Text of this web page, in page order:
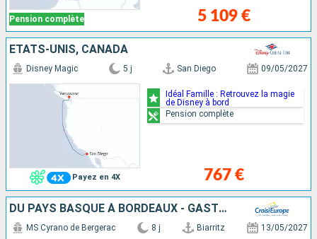
Pension complète 5 109 €
ÉTATS-UNIS, CANADA
Payez en 4X
Disney Magic 5 j San Diego 09/05/2027
767 €
Idéal Famille : Retrouvez la magie
de Disney à bord
Pension complète
DU PAYS BASQUE À BORDEAUX - GASTRONOMIE AU PIED DES PYRÉNÉES ET CROISIÈRE DÉCOUVERTE BORDEAUX ET SA RÉGION
MS Cyrano de Bergerac 8 j Biarritz 13/05/2027